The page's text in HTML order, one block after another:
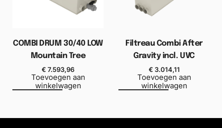
COMBI DRUM 30/40 LOW
Mountain Tree
€ 7.593,96
Toevoegen aan
winkelwagen
Filtreau Combi After
Gravity incl. UVC
€ 3.014,11
Toevoegen aan
winkelwagen